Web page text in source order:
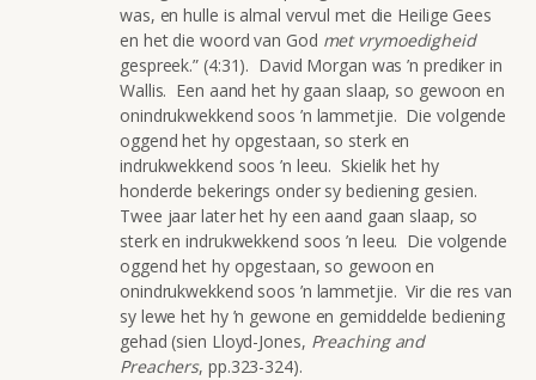
was, en hulle is almal vervul met die Heilige Gees
en het die woord van God met vrymoedigheid
gespreek.” (4:31). David Morgan was ’n prediker in
Wallis. Een aand het hy gaan slaap, so gewoon en
onindrukwekkend soos ’n lammetjie. Die volgende
oggend het hy opgestaan, so sterk en
indrukwekkend soos ’n leeu. Skielik het hy
honderde bekerings onder sy bediening gesien.
Twee jaar later het hy een aand gaan slaap, so
sterk en indrukwekkend soos ’n leeu. Die volgende
oggend het hy opgestaan, so gewoon en
onindrukwekkend soos ’n lammetjie. Vir die res van
sy lewe het hy ’n gewone en gemiddelde bediening
gehad (sien Lloyd-Jones, Preaching and
Preachers, pp.323-324).